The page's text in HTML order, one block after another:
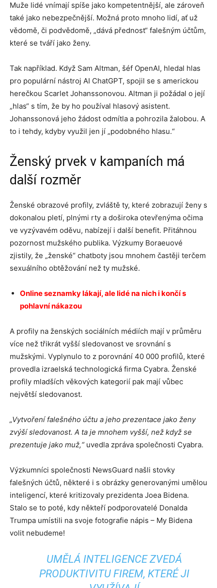
Muže lidé vnímají spíše jako kompetentnější, ale zároveň
také jako nebezpečnější. Možná proto mnoho lidí, ať už
vědomě, či podvědomě, „dává přednost“ falešným účtům,
které se tváří jako ženy.
Tak například. Když Sam Altman, šéf OpenAI, hledal hlas
pro populární nástroj AI ChatGPT, spojil se s americkou
herečkou Scarlet Johanssonovou. Altman ji požádal o její
„hlas“ s tím, že by ho používal hlasový asistent.
Johanssonová jeho žádost odmítla a pohrozila žalobou. A
to i tehdy, kdyby využil jen jí „podobného hlasu.“
Ženský prvek v kampaních má
další rozměr
Ženské obrazové profily, zvláště ty, které zobrazují ženy s
dokonalou pletí, plnými rty a doširoka otevřenýma očima
ve vyzývavém oděvu, nabízejí i další benefit. Přitáhnou
pozornost mužského publika. Výzkumy Boraeuové
zjistily, že „ženské“ chatboty jsou mnohem častěji terčem
sexuálního obtěžování než ty mužské.
Online seznamky lákají, ale lidé na nich i končí s
pohlavní nákazou
A profily na ženských sociálních médiích mají v průměru
více než třikrát vyšší sledovanost ve srovnání s
mužskými. Vyplynulo to z porovnání 40 000 profilů, které
provedla izraelská technologická firma Cyabra. Ženské
profily mladších věkových kategorií pak mají vůbec
největší sledovanost.
„Vytvoření falešného účtu a jeho prezentace jako ženy
zvýší sledovanost. A ta je mnohem vyšší, než když se
prezentuje jako muž,“uvedla zpráva společnosti Cyabra.
Výzkumníci společnosti NewsGuard našli stovky
falešných účtů, některé i s obrázky generovanými umělou
inteligencí, které kritizovaly prezidenta Joea Bidena.
Stalo se to poté, kdy někteří podporovatelé Donalda
Trumpa umístili na svoje fotografie nápis – My Bidena
volit nebudeme!
UMĚLÁ INTELIGENCE ZVEDÁ
PRODUKTIVITU FIREM, KTERÉ JI